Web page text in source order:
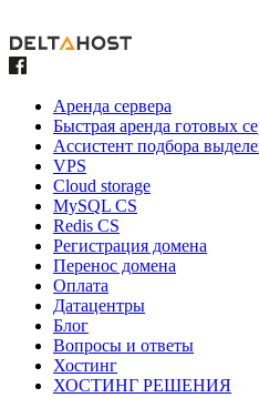
Аренда сервера
Быстрая аренда готовых
Ассистент подбора
VPS
Cloud storage
MySQL CS
Redis CS
Регистрация домена
Перенос домена
Оплата
Датацентры
Блог
Вопросы и ответы
Хостинг
ХОСТИНГ РЕШЕНИЯ